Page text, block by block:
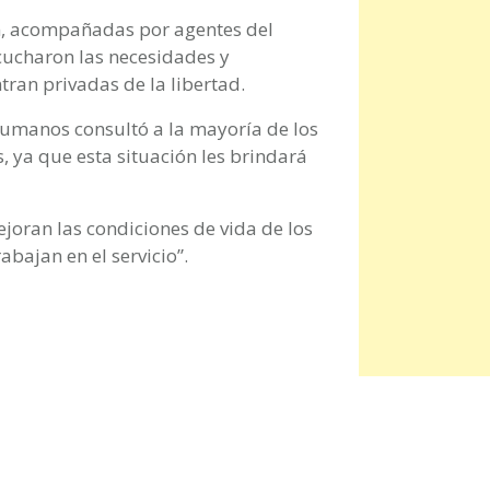
por agentes del
las necesidades y
privadas de la libertad.
consultó a la mayoría de los
ya que esta situación les brindará
las condiciones de vida de los
en el servicio”.